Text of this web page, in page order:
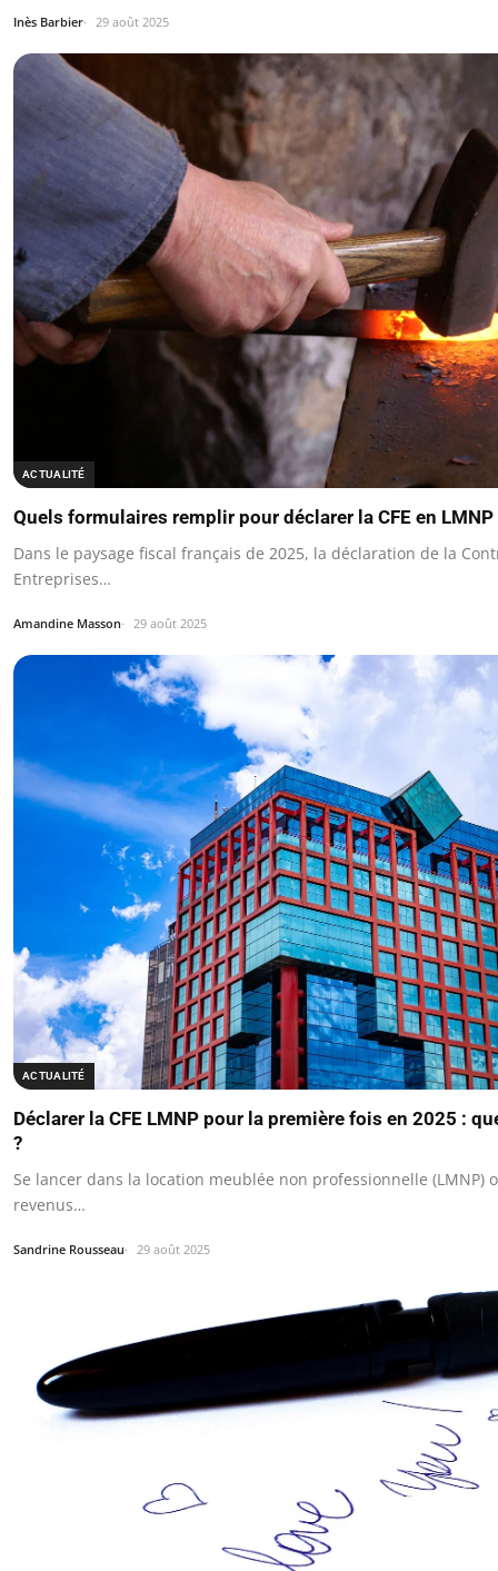
Inès Barbier 29 août 2025
ACTUALITÉ
Quels formulaires remplir pour déclarer la CFE en LMNP
Dans le paysage fiscal français de 2025, la déclaration de la
Entreprises…
Amandine Masson 29 août 2025
ACTUALITÉ
Déclarer la CFE LMNP pour la première fois en 2025 :
?
Se lancer dans la location meublée non professionnelle (LMNP)
revenus…
Sandrine Rousseau 29 août 2025